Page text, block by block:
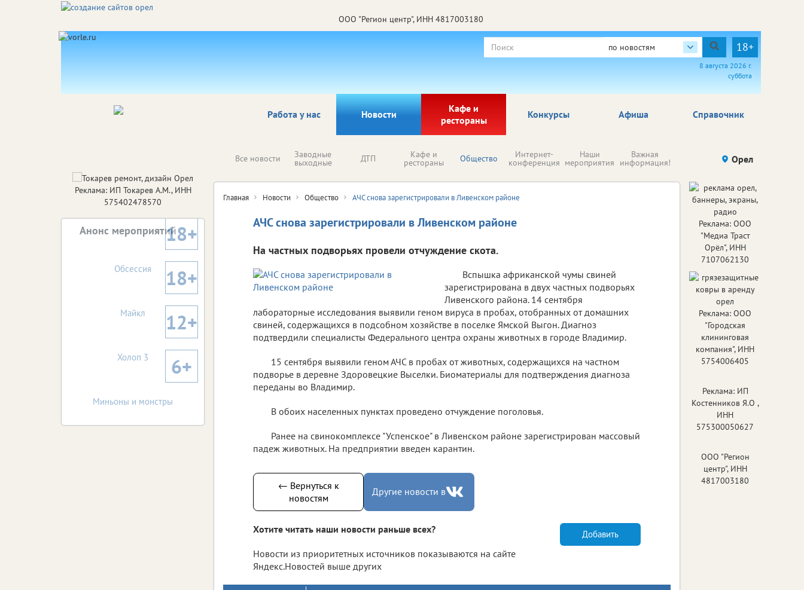
ООО "Регион центр", ИНН 4817003180
по новостям 18+
8 августа 2026 г.
суббота
Работа у нас Новости
Кафе и
рестораны
Афиша Справочник
Конкурсы
Все новости Заводные
выходные ДТП Кафе и
рестораны Общество Интернет-
конференция
Наши
мероприятия
Важная
информация! Происшествия Здоровье
Орел
Главная Новости Общество АЧС снова зарегистрировали в Ливенском районе
АЧС снова зарегистрировали в Ливенском районе
На частных подворьях провели отчуждение скота.
Вспышка африканской чумы свиней
зарегистрирована в двух частных подворьях
Ливенского района. 14 сентября
лабораторные исследования выявили геном вируса в пробах, отобранных от домашних
свиней, содержащихся в подсобном хозяйстве в поселке Ямской Выгон. Диагноз
подтвердили специалисты Федерального центра охраны животных в городе Владимир.
15 сентября выявили геном АЧС в пробах от животных, содержащихся на частном
подворье в деревне Здоровецкие Выселки. Биоматериалы для подтверждения диагноза
переданы во Владимир.
В обоих населенных пунктах проведено отчуждение поголовья.
Ранее на свинокомплексе "Успенское" в Ливенском районе зарегистрирован массовый
падеж животных. На предприятии введен карантин.
← Вернуться к
новостям
Другие новости в
Хотите читать наши новости раньше всех?
Новости из приоритетных источников показываются на сайте
Яндекс.Новостей выше других
Добавить
Реклама: ИП Токарев А.М., ИНН
575402478570
Анонс мероприятий18+
Обсессия 18+
Майкл 12+
Холоп 3 6+
Миньоны и монстры
Реклама: ООО
"Медиа Траст
Орёл", ИНН
7107062130
Реклама: ООО
"Городская
клининговая
компания", ИНН
5754006405
Реклама: ИП
Костенников Я.О ,
ИНН
575300050627
ООО "Регион
центр", ИНН
4817003180